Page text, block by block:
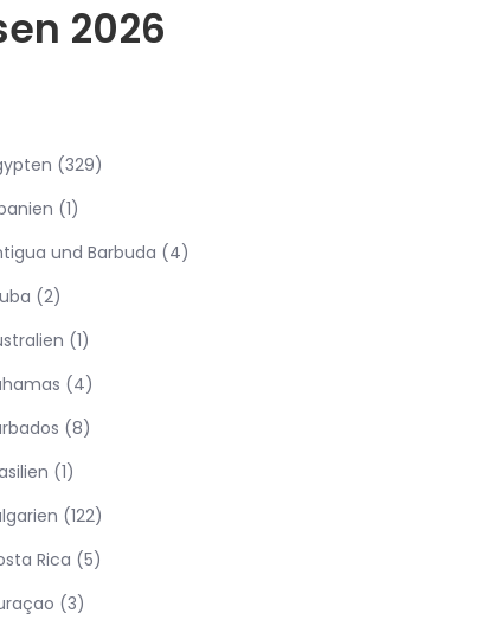
2026
(329)
(1)
und Barbuda (4)
(2)
(1)
(4)
(8)
(1)
(122)
Rica (5)
(3)